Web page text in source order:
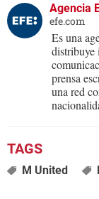
Agencia
efe.com
Es una
distribuye
prensa
una red
M United